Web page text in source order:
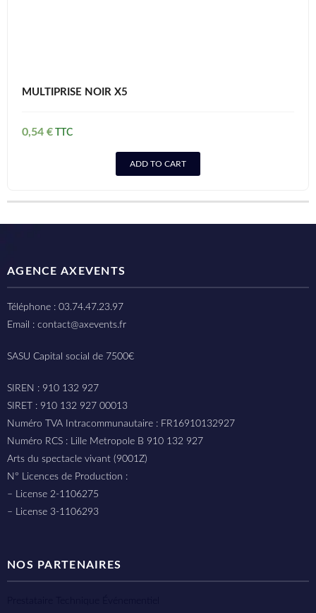
MULTIPRISE NOIR X5
0,54 €
ADD TO CART
AGENCE AXEVENTS
Téléphone : 03.74.47.23.97
Email : contact@axevents.fr
SASU Capital social de 7500€
SIREN : 910 132 927
SIRET : 910 132 927 00013
Numéro TVA Intracommunautaire : FR16910132927
Numéro RCS : Lille Metropole B 910 132 927
Arts du spectacle vivant (9001Z)
N° Licences de Production :
– License 2-1106275
– License 3-1106293
NOS PARTENAIRES